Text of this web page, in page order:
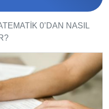
0’DAN NASIL